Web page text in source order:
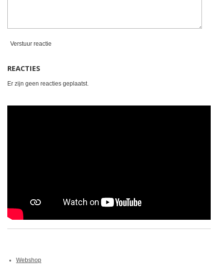
Verstuur reactie
REACTIES
Er zijn geen reacties geplaatst.
Webshop